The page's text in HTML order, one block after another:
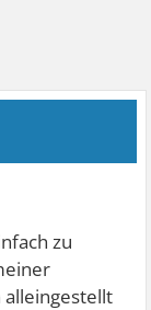
zu
alleingestellt